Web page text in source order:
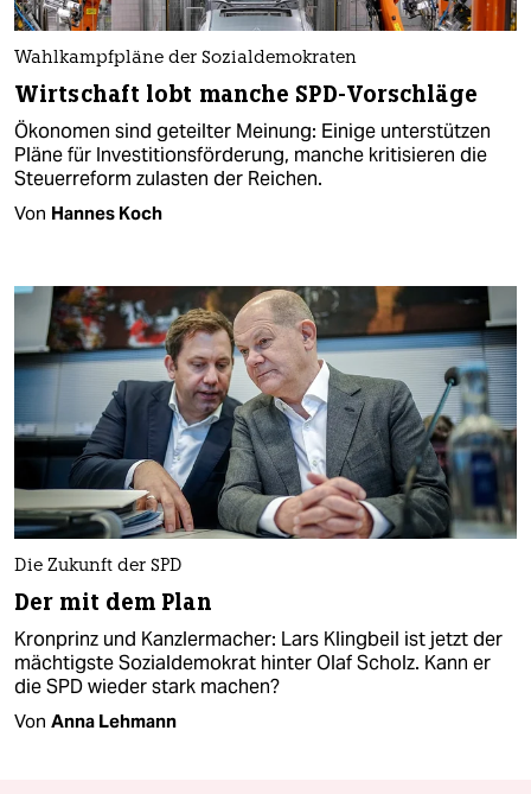
Wahlkampfpläne der Sozialdemokraten
Wirtschaft lobt manche SPD-Vorschläge
Ökonomen sind geteilter Meinung: Einige unterstützen
Pläne für Investitionsförderung, manche kritisieren die
Steuerreform zulasten der Reichen.
Von Hannes Koch
Die Zukunft der SPD
Der mit dem Plan
Kronprinz und Kanzlermacher: Lars Klingbeil ist jetzt der
mächtigste Sozialdemokrat hinter Olaf Scholz. Kann er
die SPD wieder stark machen?
Von Anna Lehmann